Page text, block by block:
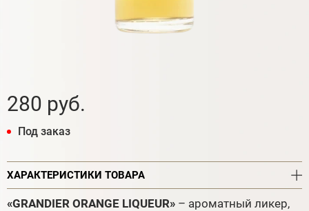
280 руб.
Под заказ
ХАРАКТЕРИСТИКИ ТОВАРА
«GRANDIER ORANGE LIQUEUR» – ароматный ликер,